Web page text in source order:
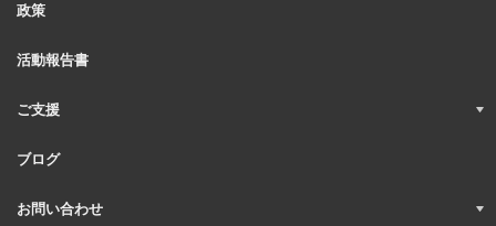
政策
活動報告書
ご支援
ブログ
お問い合わせ